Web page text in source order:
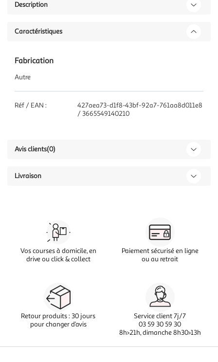
Description
Caractéristiques
Fabrication
Autre
Réf / EAN :
427aea73-d1f8-43bf-92a7-761aa8d011e8
/ 3665549140210
Avis clients(0)
Livraison
Vos courses à domicile, en
drive ou click & collect
Paiement sécurisé en ligne
ou au retrait
Retour produits : 30 jours
pour changer d’avis
Service client 7j/7
03 59 30 59 30
8h>21h, dimanche 8h30>13h